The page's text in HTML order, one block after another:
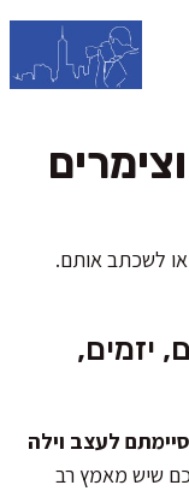
לשכתב אותם.
יזמים,
לעצב וילה
שיש מאמץ רב